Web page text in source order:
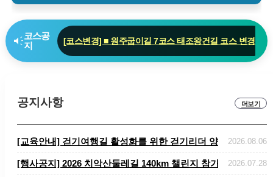
brand_awareness코스공
지
[코스변경] ■ 원주굽이길 7코스 태조왕건길 코스 변경 안
[코스변경] ■ 원주굽이길 3코스 회촌달맞이길
공지사항 더보기
[교육안내] 걷기여행길 활성화를 위한 걷기리더 양성 "걷기지
2026.08.06
​​​​​​​[행사공지] 2026 치악산둘레길 140km 챌린지 참가자 ..2026.07.28